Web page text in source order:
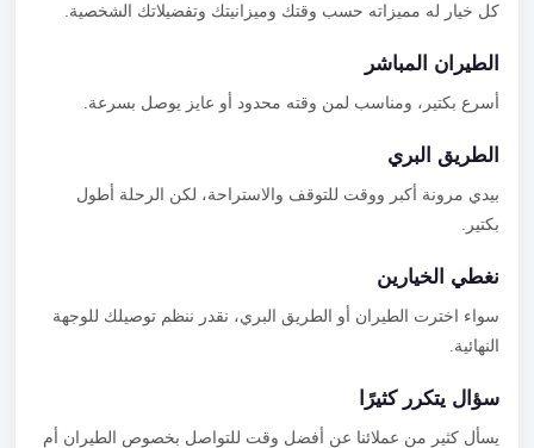
كل خيار له مميزاته حسب وقتك وميزانيتك وتفضيلاتك الشخصية.
الطيران المباشر
أسرع بكتير، ومناسب لمن وقته محدود أو عايز يوصل بسرعة.
الطريق البري
بيدي مرونة أكبر ووقت للتوقف والاستراحة، لكن الرحلة أطول
بكتير.
نغطي الخيارين
سواء اخترت الطيران أو الطريق البري، نقدر ننظم توصيلك للوجهة
النهائية.
سؤال يتكرر كثيرًا
يسأل كثير من عملائنا عن أفضل وقت للتواصل بخصوص الطيران أم